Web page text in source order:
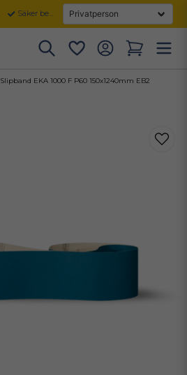
Säker betalning
Slipband EKA 1000 F P60 150x1240mm EB2